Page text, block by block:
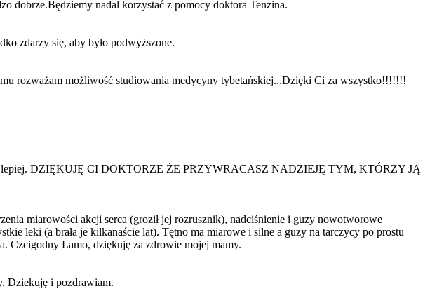
dobrze.Będziemy nadal korzystać z pomocy doktora Tenzina.
zdarzy się, aby było podwyższone.
rozważam możliwość studiowania medycyny tybetańskiej...Dzięki Ci za wszystko!!!!!!!
lepiej. DZIĘKUJĘ CI DOKTORZE ŻE PRZYWRACASZ NADZIEJĘ TYM, KTÓRZY JĄ
miarowości akcji serca (groził jej rozrusznik), nadciśnienie i guzy nowotworowe
leki (a brała je kilkanaście lat). Tętno ma miarowe i silne a guzy na tarczycy po prostu
Czcigodny Lamo, dziękuję za zdrowie mojej mamy.
Dziekuję i pozdrawiam.